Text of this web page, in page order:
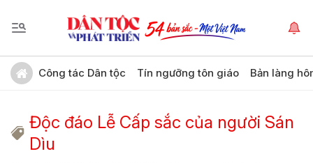
Công tác Dân tộc Tín ngưỡng tôn giáo Bản làng
Độc đáo Lễ Cấp sắc của người Sán
Dìu